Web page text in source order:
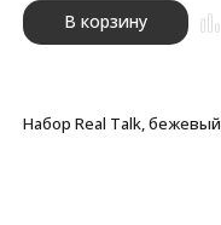
В корзину
Набор Real Talk, бежевый